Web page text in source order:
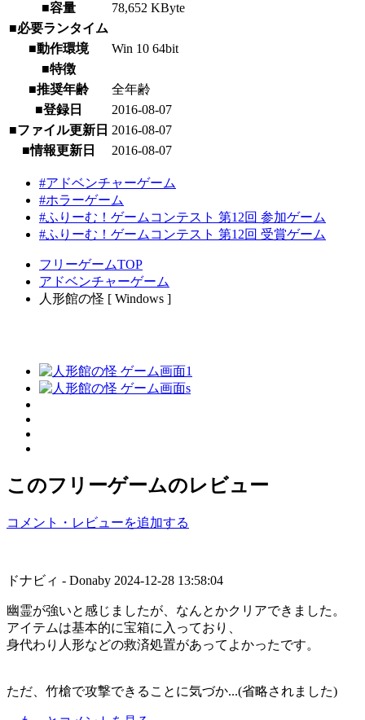
■容量
78,652 KByte
■必要ランタイム
■動作環境
Win 10 64bit
■特徴
■推奨年齢
全年齢
■登録日
2016-08-07
■ファイル更新日 2016-08-07
■情報更新日
2016-08-07
#アドベンチャーゲーム
#ホラーゲーム
#ふりーむ！ゲームコンテスト 第12回 参加ゲーム
#ふりーむ！ゲームコンテスト 第12回 受賞ゲーム
フリーゲームTOP
アドベンチャーゲーム
人形館の怪 [ Windows ]
このフリーゲームのレビュー
コメント・レビューを追加する
ドナビィ - Donaby 2024-12-28 13:58:04
幽霊が強いと感じましたが、なんとかクリアできました。
アイテムは基本的に宝箱に入っており、
身代わり人形などの救済処置があってよかったです。
ただ、竹槍で攻撃できることに気づか...(省略されました)